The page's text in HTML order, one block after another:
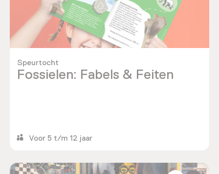
Fossielen: Fabels & Feiten
Speurtocht
Voor 5 t/m 12 jaar